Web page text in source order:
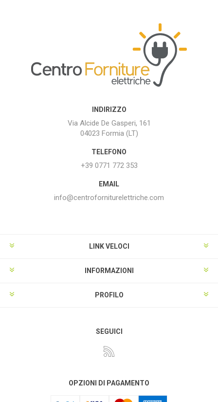
INDIRIZZO
Via Alcide De Gasperi, 161
04023 Formia (LT)
TELEFONO
+39 0771 772 353
EMAIL
info@centroforniturelettriche.com
LINK VELOCI
INFORMAZIONI
PROFILO
SEGUICI
OPZIONI DI PAGAMENTO